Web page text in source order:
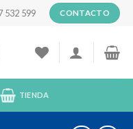
532 599 CONTACTO
TIENDA